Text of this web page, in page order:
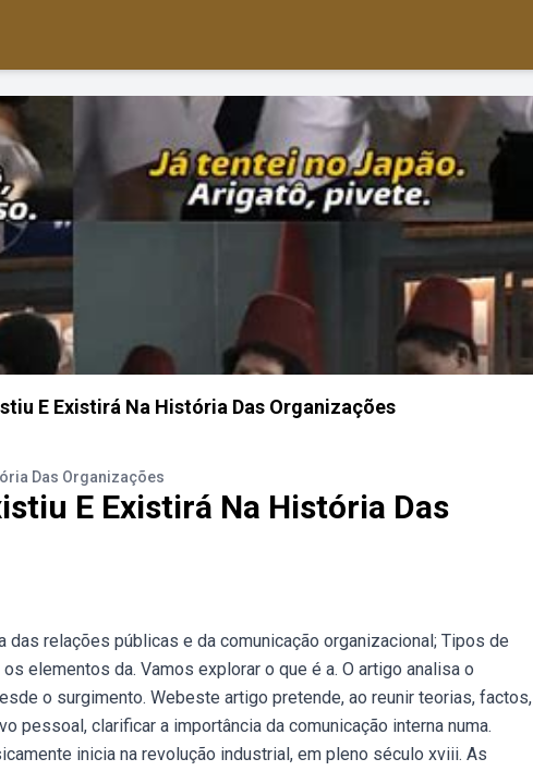
E Existirá Na História Das Organizações
Das Organizações
E Existirá Na História Das
relações públicas e da comunicação organizacional; Tipos de
elementos da. Vamos explorar o que é a. O artigo analisa o
o surgimento. Webeste artigo pretende, ao reunir teorias, factos,
pessoal, clarificar a importância da comunicação interna numa.
inicia na revolução industrial, em pleno século xviii. As